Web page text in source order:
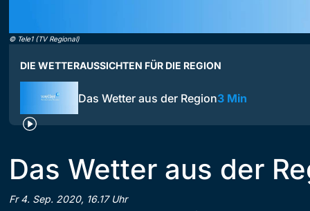
© Tele1 (TV Regional)
DIE WETTERAUSSICHTEN FÜR DIE REGION
Das Wetter aus der Region3 Min
Das Wetter aus der
Fr 4. Sep. 2020, 16.17 Uhr